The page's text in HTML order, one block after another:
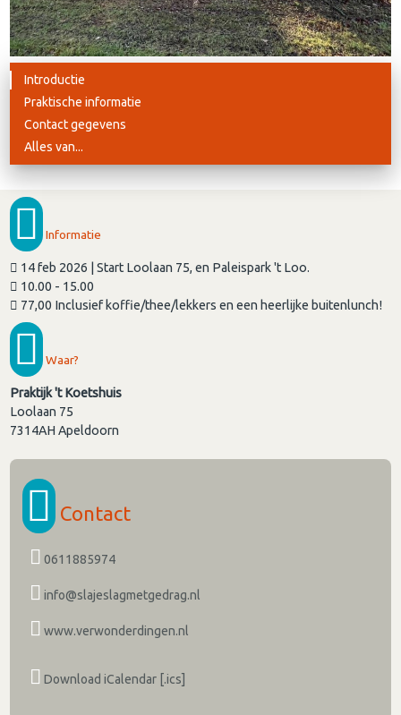
Introductie
Praktische informatie
Contact gegevens
Alles van...
Informatie
14 feb 2026 | Start Loolaan 75, en Paleispark 't Loo.
10.00 - 15.00
77,00 Inclusief koffie/thee/lekkers en een heerlijke buitenlunch!
Waar?
Praktijk 't Koetshuis
Loolaan 75
7314AH Apeldoorn
Contact
0611885974
info@slajeslagmetgedrag.nl
www.verwonderdingen.nl
Download iCalendar [.ics]